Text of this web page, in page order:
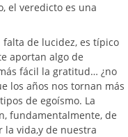
el veredicto es una
falta de lucidez, es típico
aportan algo de
fácil la gratitud… ¿no
los años nos tornan más
de egoísmo. La
fundamentalmente, de
vida,y de nuestra